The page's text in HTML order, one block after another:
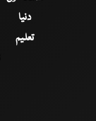
دنیا
تعلیم